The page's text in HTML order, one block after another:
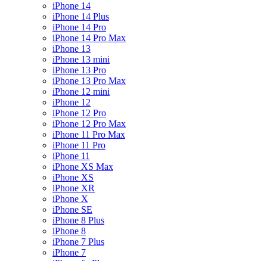
iPhone 14
iPhone 14 Plus
iPhone 14 Pro
iPhone 14 Pro Max
iPhone 13
iPhone 13 mini
iPhone 13 Pro
iPhone 13 Pro Max
iPhone 12 mini
iPhone 12
iPhone 12 Pro
iPhone 12 Pro Max
iPhone 11 Pro Max
iPhone 11 Pro
iPhone 11
iPhone XS Max
iPhone XS
iPhone XR
iPhone X
iPhone SE
iPhone 8 Plus
iPhone 8
iPhone 7 Plus
iPhone 7